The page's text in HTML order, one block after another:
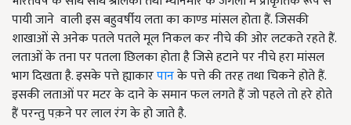
पायी जाने वाली इस बहुवर्षीय लता का काण्ड मांसल होता हैं. जिसकी
शाखाओं से अनेक पतले पतले मूल निकल कर नीचे की ओर लटकते रहते हैं.
लताओं के तना पर पतला छिलका होता है जिसे हटाने पर नीचे हरा मांसल
भाग दिखता है. इसके पत्ते ह्याकारपानके पत्ते की तरह तथा चिकने होते हैं.
इसकी लताओं पर मटर के दाने के समान फल लगते हैं जो पहले तो हरे होते
हैं परन्तु पक़ने पर लाल रंग के हो जाते है.